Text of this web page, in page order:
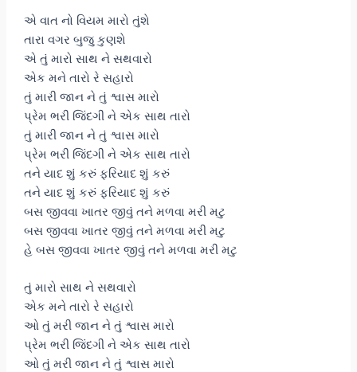
એ વાત નો વિયમ મારો તુંશે
તારા વગર બુજુ કુણશે
એ તું મારો સાથ ને સથવારો
એક મને તારો રે સહારો
તું મારી જાન ને તું શ્વાસ મારો
પ્રેમ ભરી જિંદગી ને એક સાથ તારો
તું મારી જાન ને તું શ્વાસ મારો
પ્રેમ ભરી જિંદગી ને એક સાથ તારો
તને યાદ શું કરું ફરિયાદ શું કરું
તને યાદ શું કરું ફરિયાદ શું કરું
બસ જીવવા ખાતર જીવું તને મળવા મરી મટુ
બસ જીવવા ખાતર જીવું તને મળવા મરી મટુ
હે બસ જીવવા ખાતર જીવું તને મળવા મરી મટુ
તું મારો સાથ ને સથવારો
એક મને તારો રે સહારો
ઓ તું મરી જાન ને તું શ્વાસ મારો
પ્રેમ ભરી જિંદગી ને એક સાથ તારો
ઓ તું મરી જાન ને તું શ્વાસ મારો